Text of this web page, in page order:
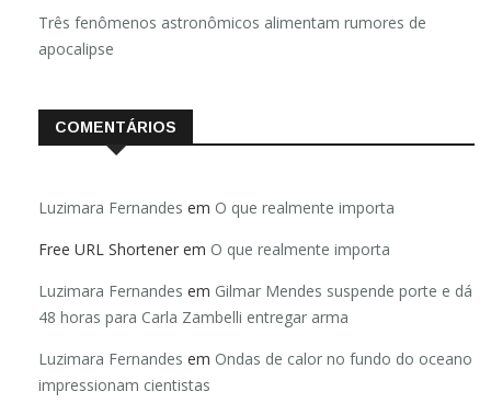
Três fenômenos astronômicos alimentam rumores de
apocalipse
COMENTÁRIOS
Luzimara Fernandes em O que realmente importa
Free URL Shortener em O que realmente importa
Luzimara Fernandes em Gilmar Mendes suspende porte e dá
48 horas para Carla Zambelli entregar arma
Luzimara Fernandes em Ondas de calor no fundo do oceano
impressionam cientistas